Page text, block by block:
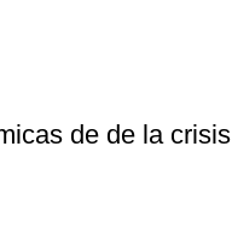
de de la crisis